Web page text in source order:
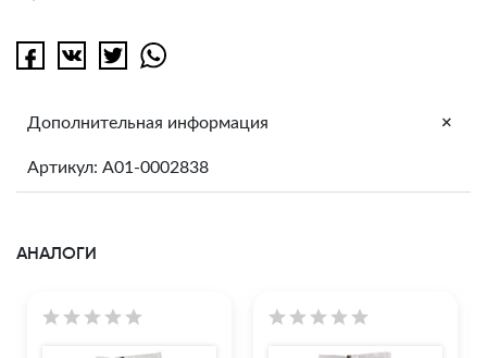
Дополнительная информация +
Артикул: A01-0002838
АНАЛОГИ